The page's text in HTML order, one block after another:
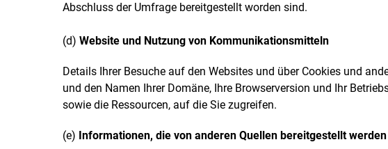
Abschluss der Umfrage bereitgestellt worden sind.
(d) Website und Nutzung von Kommunikationsmitteln
Details Ihrer Besuche auf den Websites und über Cookies und
und den Namen Ihrer Domäne, Ihre Browserversion und Ihr
sowie die Ressourcen, auf die Sie zugreifen.
(e) Informationen, die von anderen Quellen bereitgestellt werden